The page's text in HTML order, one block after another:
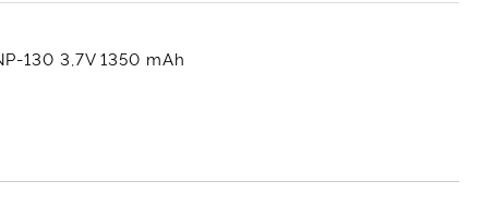
130 3,7V 1350 mAh